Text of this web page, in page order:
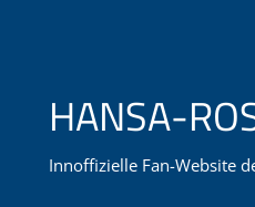
HANSA-
Innoffizielle Fan-Website